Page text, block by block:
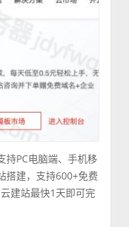
持PC电脑端、手机移
搭建，支持600+免费
建站最快1天即可完